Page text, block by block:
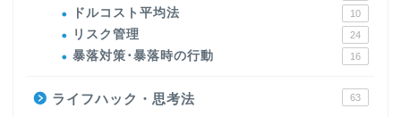
ドルコスト平均法 10
リスク管理 24
暴落対策･暴落時の行動 16
ライフハック・思考法 63